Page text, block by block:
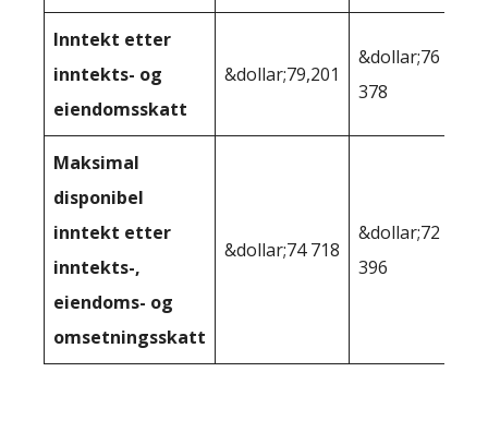
Inntekt etter
inntekts- og
eiendomsskatt
&dollar;79,201
&dollar;76
378
Maksimal
disponibel
inntekt etter
inntekts-,
eiendoms- og
omsetningsskatt
&dollar;74 718
&dollar;72
396